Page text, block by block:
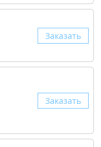
Заказать
Заказать